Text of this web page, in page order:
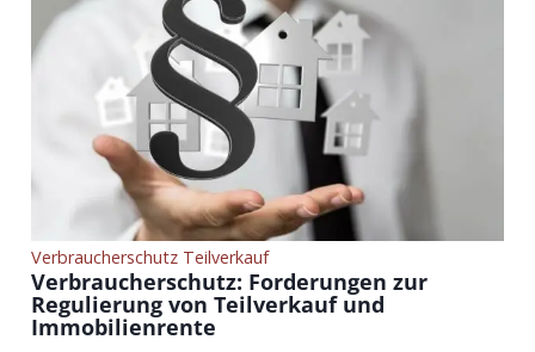
Verbraucherschutz Teilverkauf
Verbraucherschutz: Forderungen zur
Regulierung von Teilverkauf und
Immobilienrente